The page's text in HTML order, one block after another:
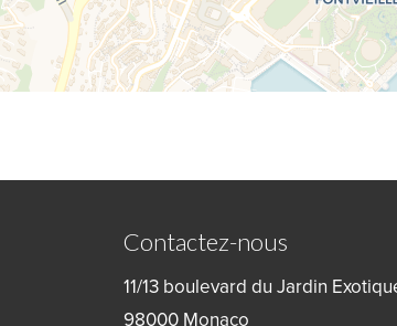
Contactez-nous
11/13 boulevard du Jardin
98000Monaco